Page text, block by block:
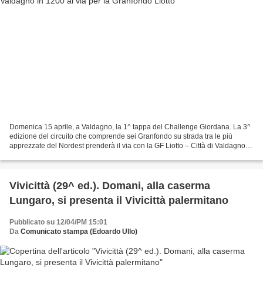
Domenica 15 aprile, a Valdagno, la 1^ tappa del Challenge Giordana. La 3^
edizione del circuito che comprende sei Granfondo su strada tra le più
apprezzate del Nordest prenderà il via con la GF Liotto – Città di Valdagno
Vivicittà (29^ ed.). Domani, alla caserma
Lungaro, si presenta il Vivicittà palermitano
Pubblicato su 12/04/PM 15:01
Da Comunicato stampa (Edoardo Ullo)